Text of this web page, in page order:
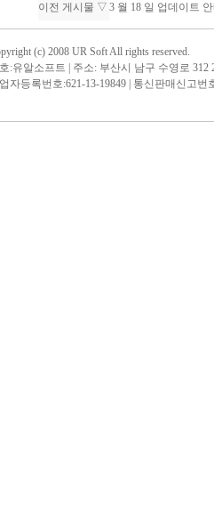
이전 게시물 ▽ 3 월 18 일 업데이트
(c) 2008 UR Soft All rights reserved.
:유알소프트 | 주소: 부산시 남구 수영로 312
자등록번호:621-13-19849 | 통신판매신고번